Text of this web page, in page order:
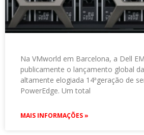
Na VMworld em Barcelona, a Dell
publicamente o lançamento global
altamente elogiada 14ªgeração de
PowerEdge. Um total
MAIS INFORMAÇÕES »